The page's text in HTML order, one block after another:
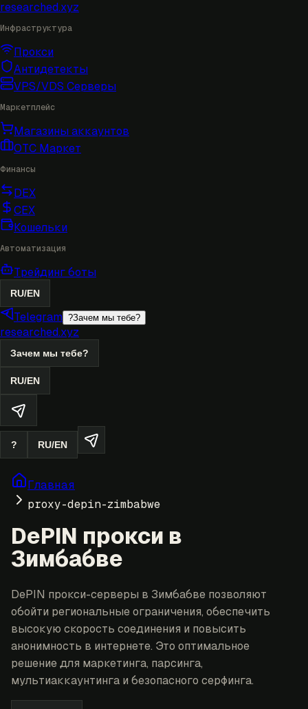
researched.xyz
Инфраструктура
Прокси
Антидетекты
VPS/VDS Серверы
Маркетплейс
Магазины аккаунтов
OTC Маркет
Финансы
DEX
CEX
Кошельки
Автоматизация
Трейдинг боты
RU/EN
Telegram ?Зачем мы тебе?
researched.xyz
Зачем мы тебе?
RU/EN
? RU/EN
Главная
proxy-depin-zimbabwe
DePIN прокси в
Зимбабве
DePIN прокси-серверы в Зимбабве позволяют
обойти региональные ограничения, обеспечить
высокую скорость соединения и повысить
анонимность в интернете. Это оптимальное
решение для маркетинга, парсинга,
мультиаккаунтинга и безопасного серфинга.